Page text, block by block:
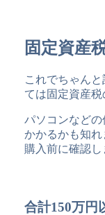
固定資産
これでちゃん
ては固定資産税
パソコンなど
かかるかも知れ
購入前に確認し
合計150万円